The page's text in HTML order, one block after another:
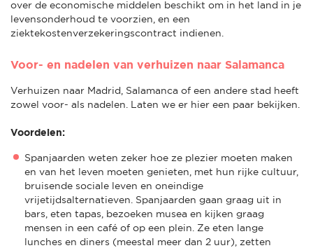
over de economische middelen beschikt om in het land in je
levensonderhoud te voorzien, en een
ziektekostenverzekeringscontract indienen.
Voor- en nadelen van verhuizen naar Salamanca
Verhuizen naar Madrid, Salamanca of een andere stad heeft
zowel voor- als nadelen. Laten we er hier een paar bekijken.
Voordelen:
Spanjaarden weten zeker hoe ze plezier moeten maken
en van het leven moeten genieten, met hun rijke cultuur,
bruisende sociale leven en oneindige
vrijetijdsalternatieven. Spanjaarden gaan graag uit in
bars, eten tapas, bezoeken musea en kijken graag
mensen in een café of op een plein. Ze eten lange
lunches en diners (meestal meer dan 2 uur), zetten